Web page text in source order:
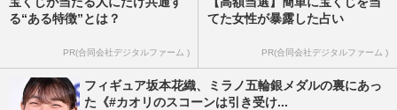
る“ある特徴”とは？
PR(合同会社デジタルファーム )
てた女性が暴露した占い
PR(合同会社デジタルファーム )
フィギュア坂本花織、ミラノ五輪銀メダルの裏にあっ
た《#カオリのスコーンは引き受け...